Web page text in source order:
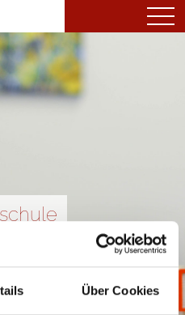
Über Cookies